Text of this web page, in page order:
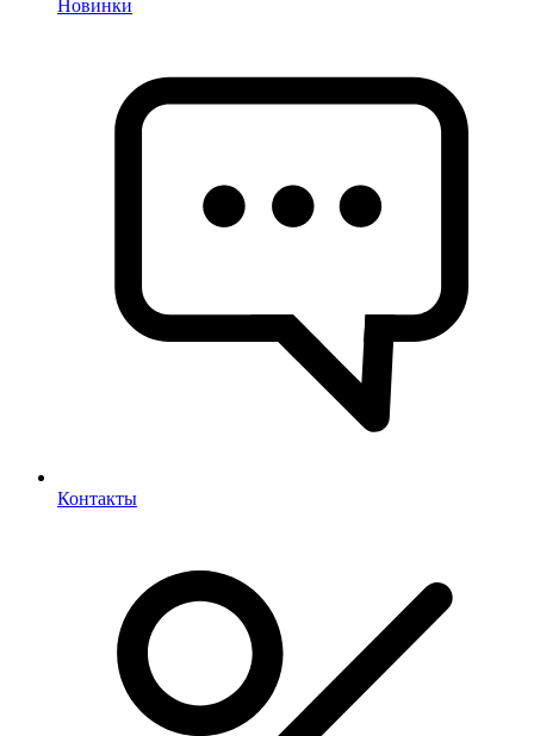
Новинки
Контакты